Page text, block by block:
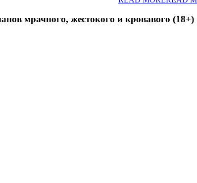
мрачного, жестокого и кровавого